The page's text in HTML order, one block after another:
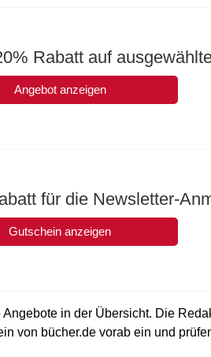
Rabatt auf
Angebot anzeigen
für die Newsletter-
Gutschein anzeigen
in der Übersicht. Die
von bücher.de vorab ein und